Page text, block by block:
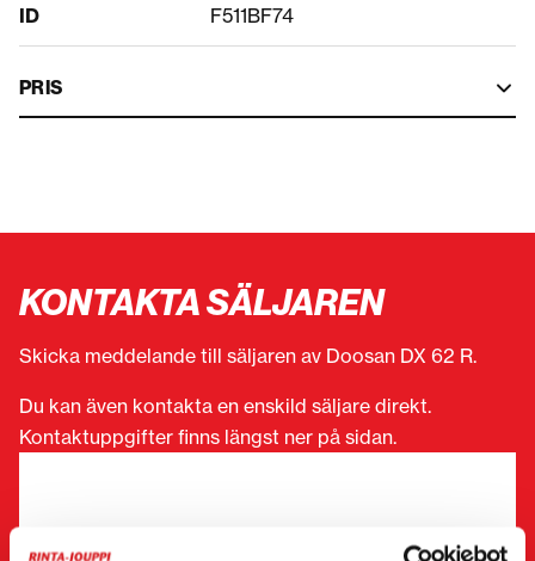
ID F511BF74
PRIS
KONTAKTA SÄLJAREN
Skicka meddelande till säljaren av Doosan DX 62 R.
Du kan även kontakta en enskild säljare direkt.
Kontaktuppgifter finns längst ner på sidan.